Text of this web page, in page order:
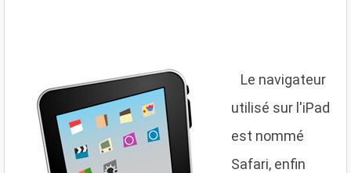
Le navigateur
utilisé sur l'iPad
est nommé
Safari, enfin